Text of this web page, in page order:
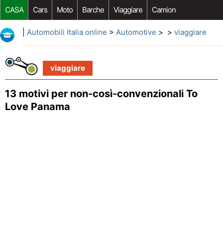
CASA Cars Moto Barche Viaggiare Camion
Riparazione Auto Acquisto Auto Car Opzioni Aftermarket
Automobili Italia online > Automotive > > viaggiare
viaggiare
13 motivi per non-così-convenzionali To
Love Panama